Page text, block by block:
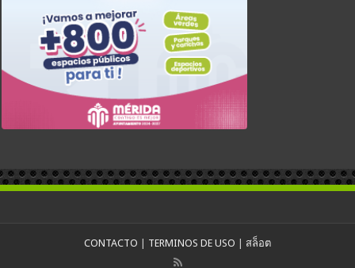
CONTACTO TERMINOS DE USO สล็อต